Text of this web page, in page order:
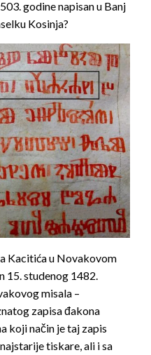
godine napisan u Banj
Kosinja?
Kacitića u Novakovom
15. studenog 1482.
misala –
zapisa đakona
koji način je taj zapis
tiskare, ali i sa